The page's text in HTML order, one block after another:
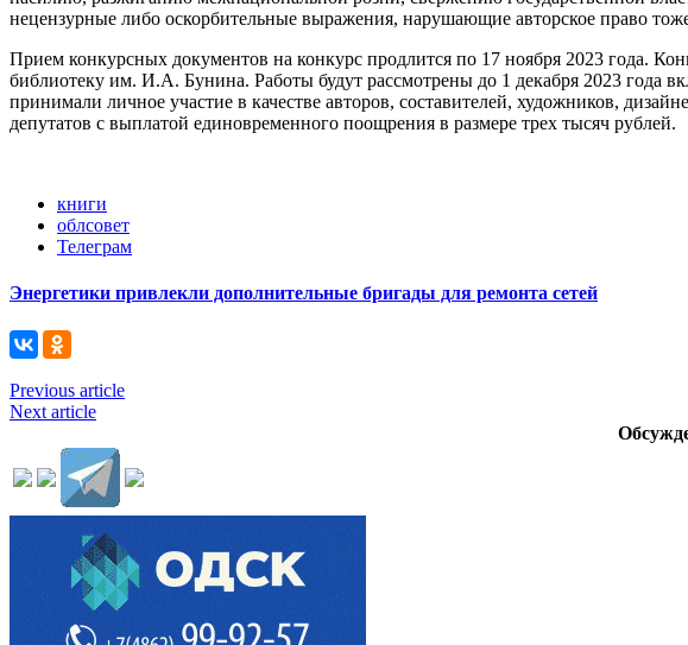
нецензурные либо оскорбительные выражения, нарушающие авторское право
Прием конкурсных документов на конкурс продлится по 17 ноября 2023 года.
библиотеку им. И.А. Бунина. Работы будут рассмотрены до 1 декабря 2023 года
принимали личное участие в качестве авторов, составителей, художников,
депутатов с выплатой единовременного поощрения в размере трех тысяч рублей.
книги
облсовет
Телеграм
Энергетики привлекли дополнительные бригады для ремонта сетей
Previous article
Next article